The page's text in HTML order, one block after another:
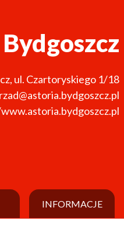
, ul. Czartoryskiego 1/18
INFORMACJE